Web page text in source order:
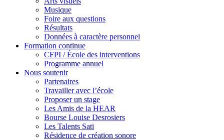
Musique
Foire aux questions
Résultats
Données à caractère personnel
Formation continue
CFPI / École des interventions
Programme annuel
Nous soutenir
Partenaires
Travailler avec l’école
Proposer un stage
Les Amis de la HEAR
Bourse Louise Desrosiers
Les Talents Sati
Résidence de création sonore